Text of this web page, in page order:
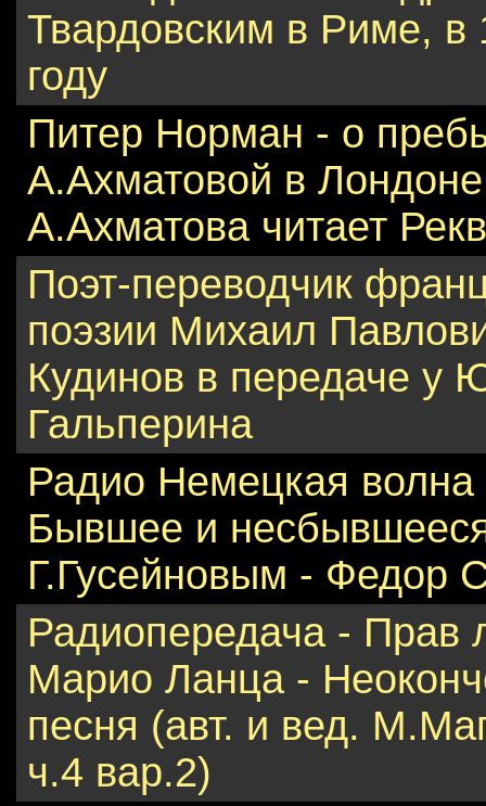
Твардовским в Риме, в
году
Питер Норман - о
А.Ахматовой в Лондоне
А.Ахматова читает
Поэт-переводчик
поэзии Михаил
Кудинов в передаче у
Гальперина
Радио Немецкая волна
Бывшее и
Г.Гусейновым - Федор
Радиопередача - Прав
Марио Ланца -
песня (авт. и вед.
ч.4 вар.2)